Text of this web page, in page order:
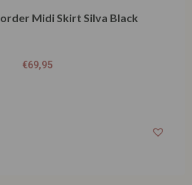
Midi Skirt Silva Black
€69,95